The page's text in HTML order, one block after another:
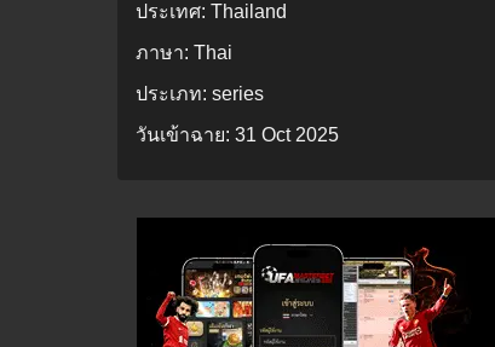
ประเทศ: Thailand
ภาษา: Thai
ประเภท: series
วันเข้าฉาย: 31 Oct 2025